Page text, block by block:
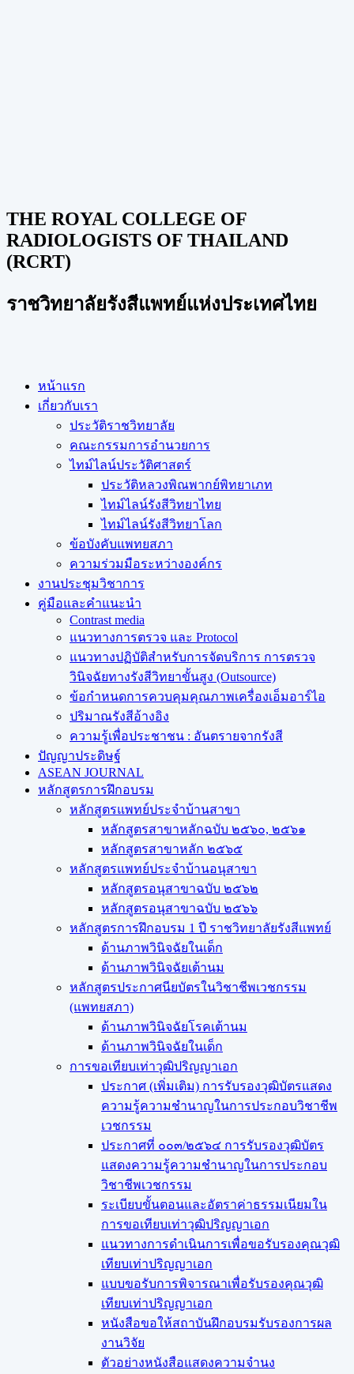
THE ROYAL COLLEGE OF
RADIOLOGISTS OF THAILAND
(RCRT)
ราชวิทยาลัยรังสีแพทย์แห่งประเทศไทย
หน้าแรก
เกี่ยวกับเรา
ประวัติราชวิทยาลัย
คณะกรรมการอำนวยการ
ไทม์ไลน์ประวัติศาสตร์
ประวัติหลวงพิณพากย์พิทยาเภท
ไทม์ไลน์รังสีวิทยาไทย
ไทม์ไลน์รังสีวิทยาโลก
ข้อบังคับแพทยสภา
ความร่วมมือระหว่างองค์กร
งานประชุมวิชาการ
คู่มือและคำแนะนำ
Contrast media
แนวทางการตรวจ และ Protocol
แนวทางปฏิบัติสำหรับการจัดบริการ การตรวจ
วินิจฉัยทางรังสีวิทยาขั้นสูง (Outsource)
ข้อกำหนดการควบคุมคุณภาพเครื่องเอ็มอาร์ไอ
ปริมาณรังสีอ้างอิง
ความรู้เพื่อประชาชน : อันตรายจากรังสี
ปัญญาประดิษฐ์
ASEAN JOURNAL
หลักสูตรการฝึกอบรม
หลักสูตรแพทย์ประจำบ้านสาขา
หลักสูตรสาขาหลักฉบับ ๒๕๖๐, ๒๕๖๑
หลักสูตรสาขาหลัก ๒๕๖๕
หลักสูตรแพทย์ประจำบ้านอนุสาขา
หลักสูตรอนุสาขาฉบับ ๒๕๖๒
หลักสูตรอนุสาขาฉบับ ๒๕๖๖
หลักสูตรการฝึกอบรม 1 ปี ราชวิทยาลัยรังสีแพทย์
ด้านภาพวินิจฉัยในเด็ก
ด้านภาพวินิจฉัยเต้านม
หลักสูตรประกาศนียบัตรในวิชาชีพเวชกรรม
(แพทยสภา)
ด้านภาพวินิจฉัยโรคเต้านม
ด้านภาพวินิจฉัยในเด็ก
การขอเทียบเท่า​วุฒิปริญญา​เอก
ประกาศ (เพิ่มเติม) การรับรองวุฒิบัตรแสดง
ความรู้ความชำนาญในการประกอบวิชาชีพ
เวชกรรม
ประกาศที่ ๐๐๓/๒๕๖๔ การรับรองวุฒิบัตร
แสดงความรู้ความชำนาญในการประกอบ
วิชาชีพเวชกรรม
ระเบียบขั้นตอนและอัตราค่าธรรมเนียมใน
การขอเทียบเท่าวุฒิปริญญาเอก
แนวทางการดำเนินการเพื่อขอรับรองคุณวุฒิ
เทียบเท่าปริญญาเอก
แบบขอรับการพิจารณาเพื่อรับรองคุณวุฒิ
เทียบเท่าปริญญาเอก
หนังสือขอให้สถาบันฝึกอบรมรับรองการผล
งานวิจัย
ตัวอย่างหนังสือแสดงความจำนง